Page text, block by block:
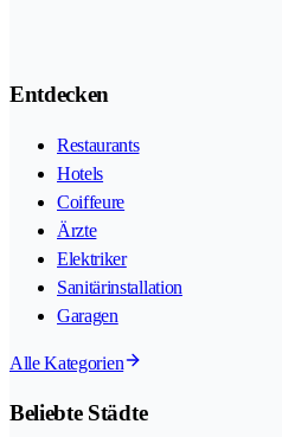
Entdecken
Restaurants
Hotels
Coiffeure
Ärzte
Elektriker
Sanitärinstallation
Garagen
Alle Kategorien
Beliebte Städte